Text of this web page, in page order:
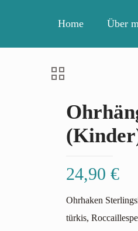
Home Über
24,90€
Ohrhaken
türkis,